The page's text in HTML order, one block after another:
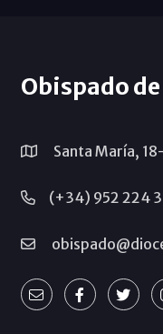
Obispado
Santa María,
(+34) 952 224